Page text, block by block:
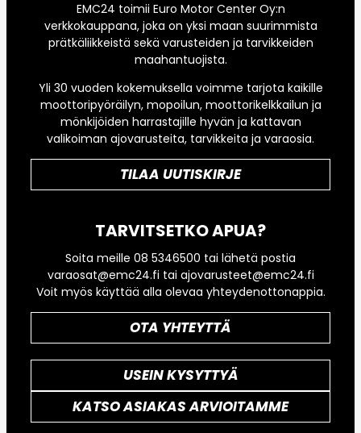
EMC24 toimii Euro Motor Center Oy:n
verkkokauppana, joka on yksi maan suurimmista
prätkäliikkeistä sekä varusteiden ja tarvikkeiden
maahantuojista.
Yli 30 vuoden kokemuksella voimme tarjota kaikille
moottoripyöräilyn, mopoilun, moottorikelkkailun ja
mönkijöiden harrastajille hyvän ja kattavan
valikoiman ajovarusteita, tarvikkeita ja varaosia.
TILAA UUTISKIRJE
TARVITSETKO APUA?
Soita meille 08 5346500 tai lähetä postia
varaosat@emc24.fi tai ajovarusteet@emc24.fi
Voit myös käyttää alla olevaa yhteydenottonappia.
OTA YHTEYTTÄ
USEIN KYSYTTYÄ
KATSO ASIAKAS ARVIOITAMME